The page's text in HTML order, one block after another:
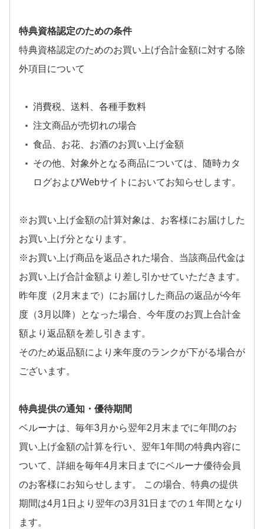
特典資格認定のための条件
特典資格認定のためのお買い上げ合計金額に対する除
外項目について
消費税、送料、各種手数料
注文商品が売切れの場合
食品、お花、お酒のお買い上げ金額
その他、対象外となる商品については、随時カタ
ログおよびWebサイトにおいてお知らせします。
※お買い上げ金額の計算対象は、お客様にお届けした
お買い上げ分となります。
※お買い上げ商品を返品された場合、当該商品代金は
お買い上げ合計金額より差し引かせていただきます。
昨年度（2月末まで）にお届けした商品の返品が今年
度（3月以降）となった場合、今年度のお買上合計金
額より返品額を差し引きます。
そのため返品額により来年度のランクが下がる場合が
ございます。
特典提供の通知・優待期間
ベルーナは、毎年3月から翌年2月末までに年間のお
買い上げ金額の計算を行い、翌年1年間の特典内容に
ついて、詳細を毎年4月末日までにベルーナ優待会員
のお客様にお知らせします。 この場合、特典の提供
期間は4月1日より翌年の3月31日までの１年間となり
ます。